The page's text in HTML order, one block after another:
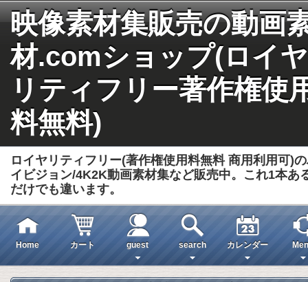
映像素材集販売の動画
材.comショップ(ロイヤ
リティフリー著作権使
料無料)
ロイヤリティフリー(著作権使用料無料 商用利用可)
イビジョン/4K2K動画素材集など販売中。これ1本あ
だけでも違います。
Home カート guest search カレンダー